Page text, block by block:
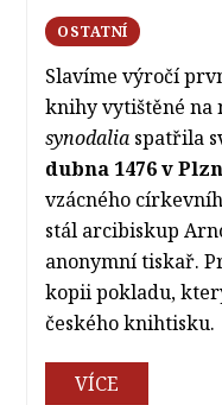
OSTATNÍ
Slavíme výročí
knihy vytištěné na
synodalia spatřila
dubna 1476 v
vzácného
stál arcibiskup
anonymní tiskař.
kopii pokladu,
českého knihtisku.
VÍCE